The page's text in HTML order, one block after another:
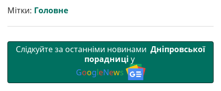
и k
Мітки: Головне
Слідкуйте за останніми новинами Дніпровської
порадниці у
GoogleNews